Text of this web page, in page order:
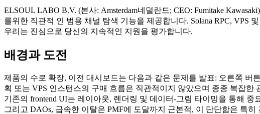
ELSOUL LABO B.V. (본사: Amsterdam네덜란드; CEO: Fumitake
를위한 직관적 인 범용 채널 탐색 기능을 제공합니다. Solana RPC, VPS
우리는 진심으로 당신의 지속적인 지원을 평가합니다.
배경과 도전
제품의 수로 확장, 이전 대시보드는 다음과 같은 문제를 발표: 오른쪽 버
획 또는 VPS 인스턴스의 구매 흐름은 직관적이지 않았으며 종종 복잡한
기존의 frontend UI는 레이아웃, 렌더링 및 데이터-그림 타이밍을 통해
그리고 DAOs, 급속한 이탈은 PMF에 도달까지 근본적, 이 단단함은 특